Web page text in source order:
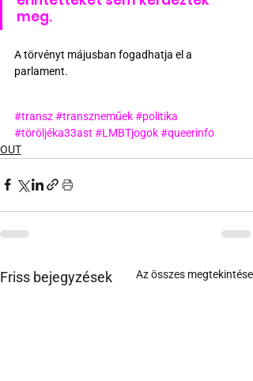
meg.
A törvényt májusban fogadhatja el a
parlament.
#transz#transzneműek#politika
#töröljéka33ast #LMBTjogok#queerinfo
OUT
Friss bejegyzések Az összes megtekintése